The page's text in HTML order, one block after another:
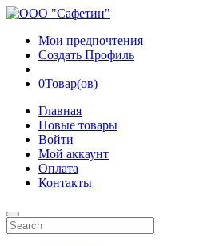
Мои предпочтения
Создать Профиль
0Товар(ов)
Главная
Новые товары
Войти
Мой аккаунт
Оплата
Контакты